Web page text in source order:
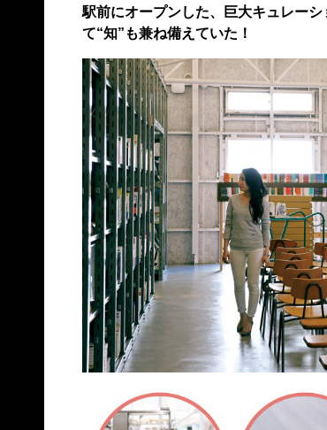
駅前にオープンした、巨大キュレー
て“知”も兼ね備えていた！